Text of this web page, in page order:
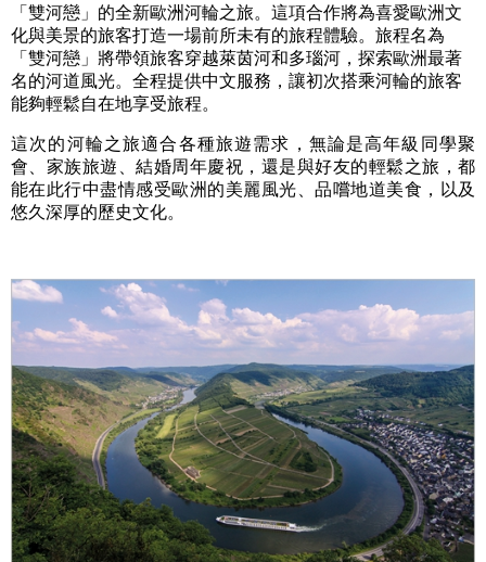
「雙河戀」的全新歐洲河輪之旅。這項合作將為喜愛歐洲文
化與美景的旅客打造一場前所未有的旅程體驗。旅程名為
「雙河戀」將帶領旅客穿越萊茵河和多瑙河，探索歐洲最著
名的河道風光。全程提供中文服務，讓初次搭乘河輪的旅客
能夠輕鬆自在地享受旅程。
這次的河輪之旅適合各種旅遊需求，無論是高年級同學聚
會、家族旅遊、結婚周年慶祝，還是與好友的輕鬆之旅，都
能在此行中盡情感受歐洲的美麗風光、品嚐地道美食，以及
悠久深厚的歷史文化。